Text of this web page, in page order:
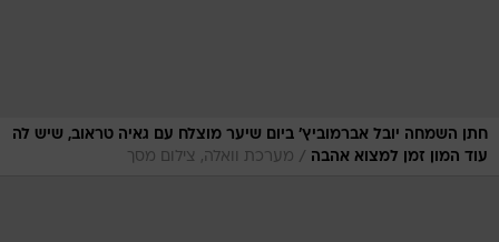
חתן השמחה יובל אברמוביץ' ביום שיער מוצלח עם גאיה טראוב, שיש לה
עוד המון זמן למצוא אהבה / מערכת וואלה, צילום מסך